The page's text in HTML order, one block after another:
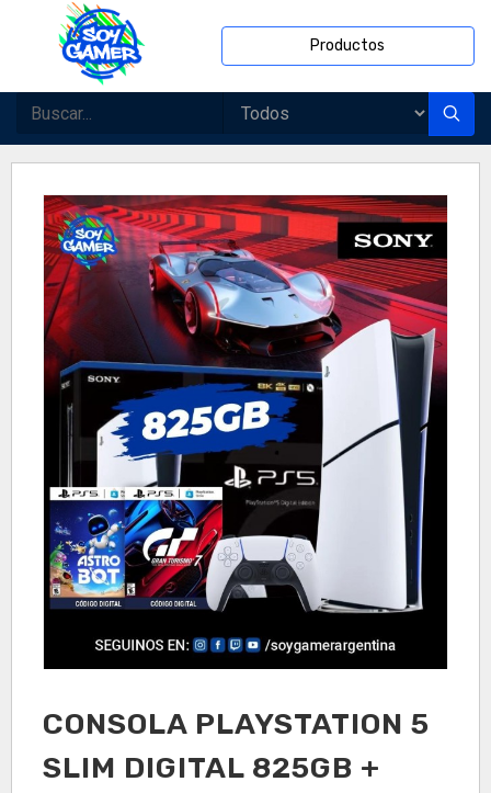
Productos
CONSOLA PLAYSTATION 5
SLIM DIGITAL 825GB +